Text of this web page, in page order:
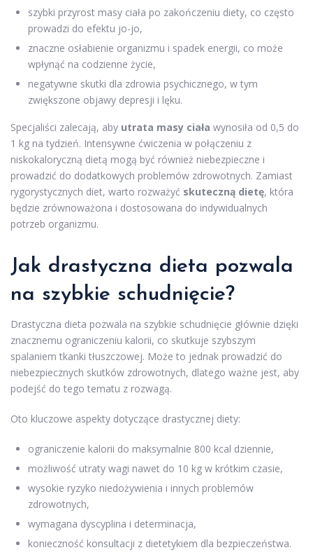
szybki przyrost masy ciała po zakończeniu diety, co często
prowadzi do efektu jo-jo,
znaczne osłabienie organizmu i spadek energii, co może
wpłynąć na codzienne życie,
negatywne skutki dla zdrowia psychicznego, w tym
zwiększone objawy depresji i lęku.
Specjaliści zalecają, aby utrata masy ciała wynosiła od 0,5 do
1 kg na tydzień. Intensywne ćwiczenia w połączeniu z
niskokaloryczną dietą mogą być również niebezpieczne i
prowadzić do dodatkowych problemów zdrowotnych. Zamiast
rygorystycznych diet, warto rozważyć skuteczną dietę, która
będzie zrównoważona i dostosowana do indywidualnych
potrzeb organizmu.
Jak drastyczna dieta pozwala
na szybkie schudnięcie?
Drastyczna dieta pozwala na szybkie schudnięcie głównie dzięki
znacznemu ograniczeniu kalorii, co skutkuje szybszym
spalaniem tkanki tłuszczowej. Może to jednak prowadzić do
niebezpiecznych skutków zdrowotnych, dlatego ważne jest, aby
podejść do tego tematu z rozwagą.
Oto kluczowe aspekty dotyczące drastycznej diety:
ograniczenie kalorii do maksymalnie 800 kcal dziennie,
możliwość utraty wagi nawet do 10 kg w krótkim czasie,
wysokie ryzyko niedożywienia i innych problemów
zdrowotnych,
wymagana dyscyplina i determinacja,
konieczność konsultacji z dietetykiem dla bezpieczeństwa.